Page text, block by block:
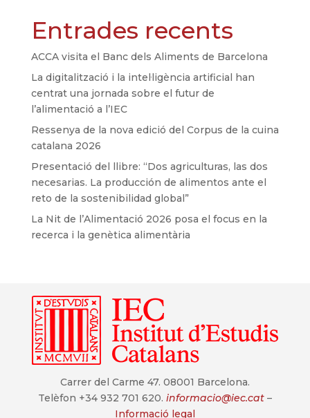
Entrades recents
ACCA visita el Banc dels Aliments de Barcelona
La digitalització i la intel·ligència artificial han
centrat una jornada sobre el futur de
l’alimentació a l’IEC
Ressenya de la nova edició del Corpus de la cuina
catalana 2026
Presentació del llibre: “Dos agriculturas, las dos
necesarias. La producción de alimentos ante el
reto de la sostenibilidad global”
La Nit de l’Alimentació 2026 posa el focus en la
recerca i la genètica alimentària
Carrer del Carme 47. 08001 Barcelona.
Telèfon +34 932 701 620. informacio@iec.cat–
Informació legal